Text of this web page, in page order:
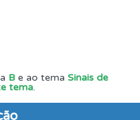
B e ao tema Sinais de
tema.